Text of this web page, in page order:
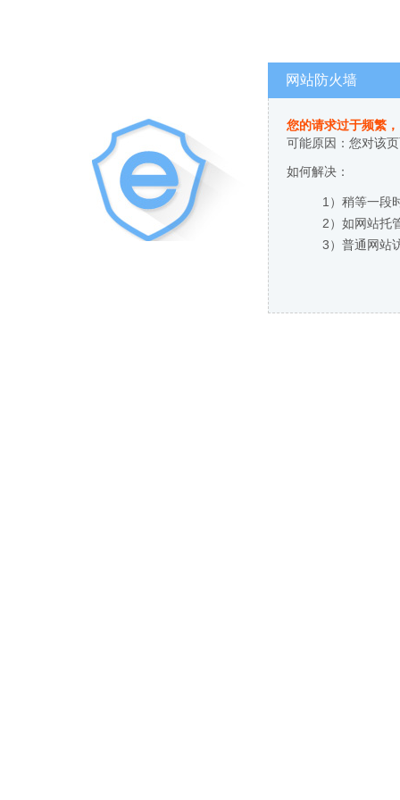
网站防火墙
您的请求过于频繁
可能原因：您对
如何解决：
1）稍等一段时
2）如网站托管
3）普通网站访